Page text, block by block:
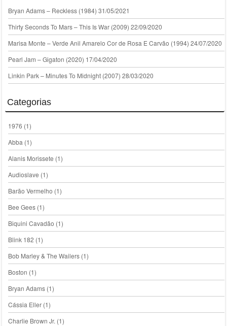
Bryan Adams – Reckless (1984) 31/05/2021
Thirty Seconds To Mars – This Is War (2009) 22/09/2020
Marisa Monte – Verde Anil Amarelo Cor de Rosa E Carvão (1994) 24/07/2020
Pearl Jam – Gigaton (2020) 17/04/2020
Linkin Park – Minutes To Midnight (2007) 28/03/2020
Categorias
1976 (1)
Abba (1)
Alanis Morissete (1)
Audioslave (1)
Barão Vermelho (1)
Bee Gees(1)
Biquini Cavadão (1)
Blink 182 (1)
Bob Marley & The Wailers(1)
Boston (1)
Bryan Adams(1)
Cássia Eller(1)
Charlie Brown Jr. (1)